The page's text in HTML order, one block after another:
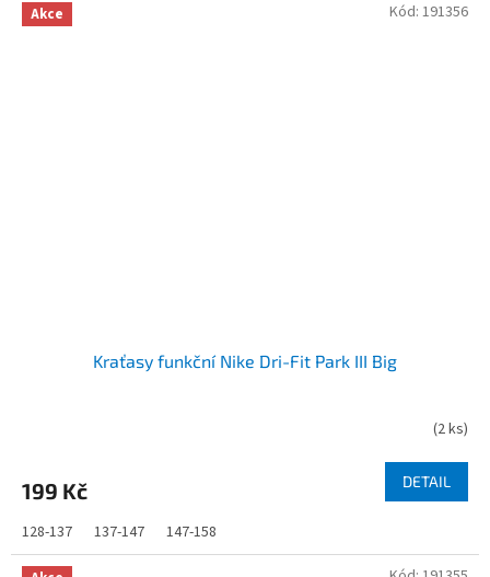
Akce
Kraťasy funkční Nike Dri-Fit Park III Big
(2 ks)
199 Kč DETAIL
128-137 137-147 147-158
Kód: 191356